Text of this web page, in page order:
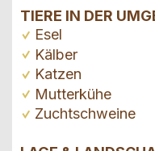
TIERE IN DER
Esel
Kälber
Katzen
Mutterkühe
Zuchtschweine